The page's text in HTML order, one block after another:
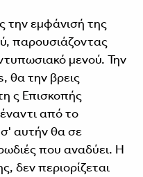
την εμφάνισή της
παρουσιάζοντας
μενού. Την
θα την βρεις
ς Επισκοπής
από το
σ' αυτήν θα σε
που αναδύει. Η
δεν περιορίζεται